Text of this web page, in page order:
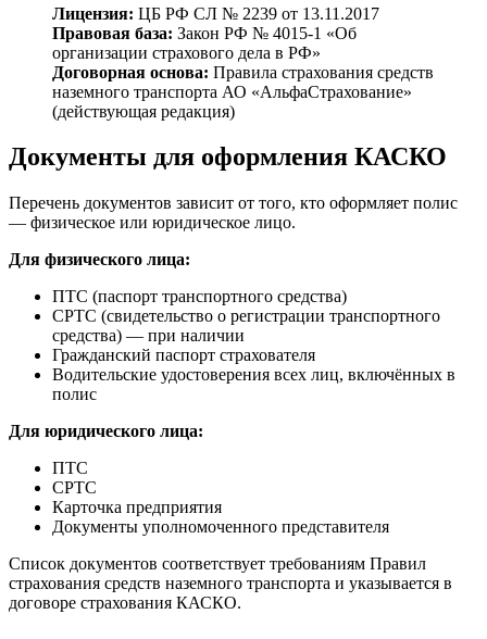
Лицензия: ЦБ РФ СЛ № 2239 от 13.11.2017
Правовая база: Закон РФ № 4015-1 «Об
организации страхового дела в РФ»
Договорная основа: Правила страхования средств
наземного транспорта АО «АльфаСтрахование»
(действующая редакция)
Документы для оформления КАСКО
Перечень документов зависит от того, кто оформляет полис
— физическое или юридическое лицо.
Для физического лица:
ПТС (паспорт транспортного средства)
СРТС (свидетельство о регистрации транспортного
средства) — при наличии
Гражданский паспорт страхователя
Водительские удостоверения всех лиц, включённых в
полис
Для юридического лица:
ПТС
СРТС
Карточка предприятия
Документы уполномоченного представителя
Список документов соответствует требованиям Правил
страхования средств наземного транспорта и указывается в
договоре страхования КАСКО.